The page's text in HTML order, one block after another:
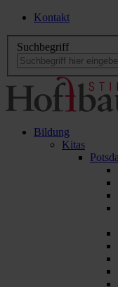
Kontakt
Suchbegriff
Bildung
Kitas